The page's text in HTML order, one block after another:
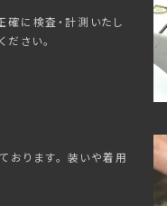
に検査・計測いたし
さい。
おります。 装いや着用